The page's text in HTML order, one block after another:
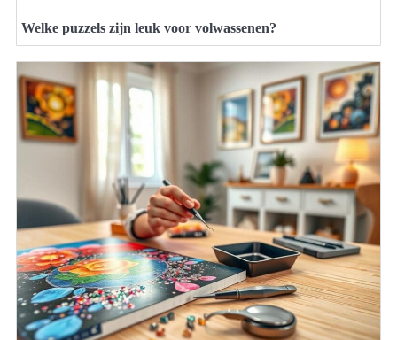
Welke puzzels zijn leuk voor volwassenen?